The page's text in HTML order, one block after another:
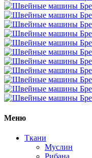
Меню
Ткани
Муслин